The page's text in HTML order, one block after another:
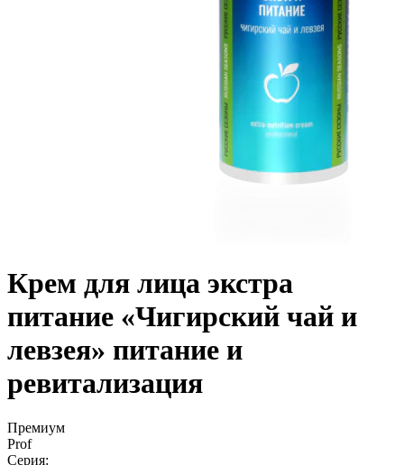
Крем для лица экстра
питание «Чигирский чай и
левзея» питание и
ревитализация
Премиум
Prof
Серия: